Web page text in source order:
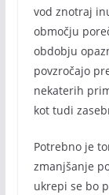
vod znotraj
območju
obdobju
povzročajo
nekaterih
kot tudi
Potrebno je
zmanjšanje
ukrepi se bo